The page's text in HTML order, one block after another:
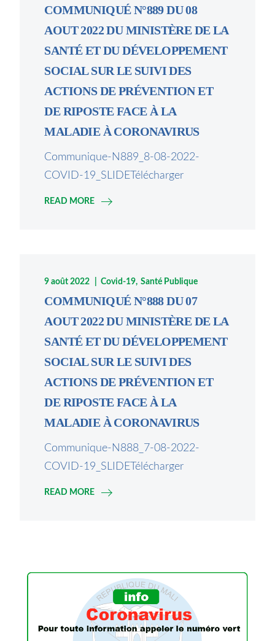
COMMUNIQUÉ N°889 DU 08
AOUT 2022 DU MINISTÈRE DE LA
SANTÉ ET DU DÉVELOPPEMENT
SOCIAL SUR LE SUIVI DES
ACTIONS DE PRÉVENTION ET
DE RIPOSTE FACE À LA
MALADIE À CORONAVIRUS
Communique-N889_8-08-2022-
COVID-19_SLIDETélécharger
READ MORE
9 août 2022 Covid-19 Santé Publique
COMMUNIQUÉ N°888 DU 07
AOUT 2022 DU MINISTÈRE DE LA
SANTÉ ET DU DÉVELOPPEMENT
SOCIAL SUR LE SUIVI DES
ACTIONS DE PRÉVENTION ET
DE RIPOSTE FACE À LA
MALADIE À CORONAVIRUS
Communique-N888_7-08-2022-
COVID-19_SLIDETélécharger
READ MORE